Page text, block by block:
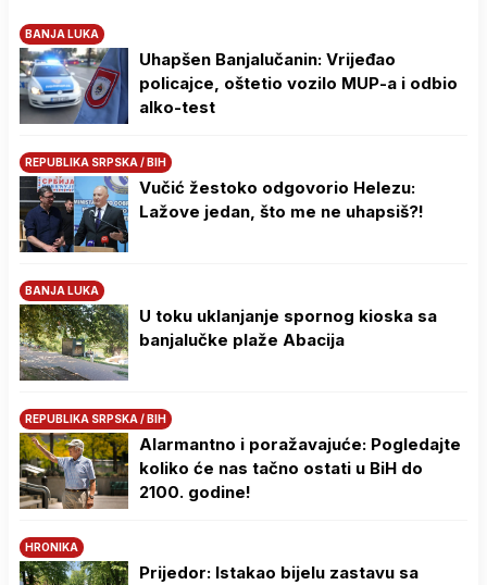
BANJA LUKA
Uhapšen Banjalučanin: Vrijeđao
policajce, oštetio vozilo MUP-a i odbio
alko-test
REPUBLIKA SRPSKA / BIH
Vučić žestoko odgovorio Helezu:
Lažove jedan, što me ne uhapsiš?!
BANJA LUKA
U toku uklanjanje spornog kioska sa
banjalučke plaže Abacija
REPUBLIKA SRPSKA / BIH
Alarmantno i poražavajuće: Pogledajte
koliko će nas tačno ostati u BiH do
2100. godine!
HRONIKA
Prijedor: Istakao bijelu zastavu sa